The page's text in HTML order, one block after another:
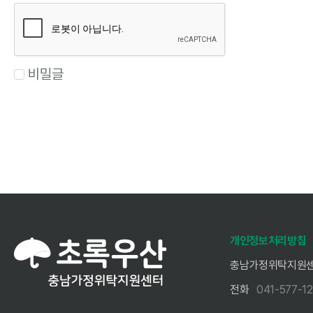
비밀글
개인정보처리방침
충남가정위탁지원
전화
041-577-